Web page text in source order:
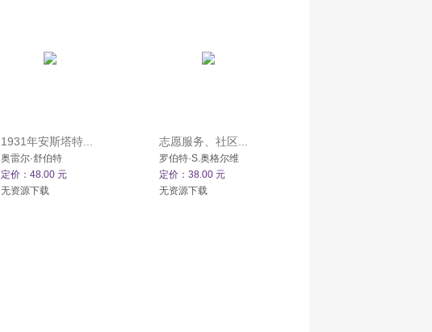
1931年安斯塔特...
奥雷尔·舒伯特
定价：48.00 元
无资源下载
志愿服务、社区...
罗伯特·S.奥格尔维
定价：38.00 元
无资源下载